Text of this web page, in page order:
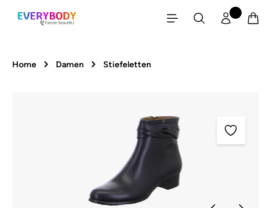
Zum Hauptinhalt springen
Home Damen Stiefeletten